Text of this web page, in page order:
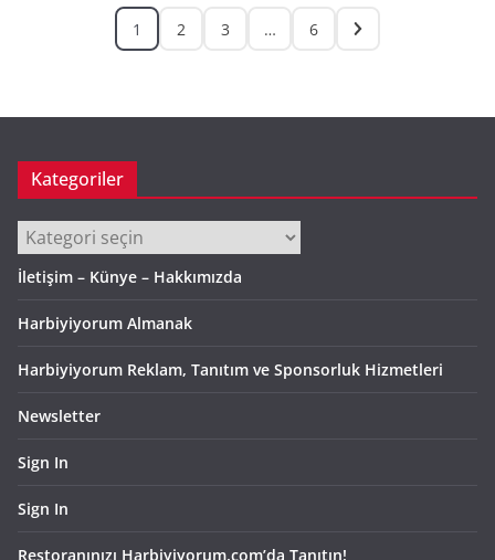
1 2 3 … 6
Kategoriler
Kategoriler
İletişim – Künye – Hakkımızda
Harbiyiyorum Almanak
Harbiyiyorum Reklam, Tanıtım ve Sponsorluk Hizmetleri
Newsletter
Sign In
Sign In
Restoranınızı Harbiyiyorum.com’da Tanıtın!